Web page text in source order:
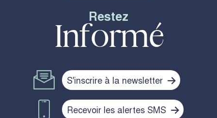
Restez
Informé
S'inscrire à la newsletter
Recevoir les alertes SMS